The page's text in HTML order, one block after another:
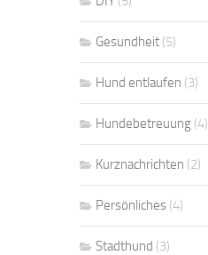
Gesundheit (5)
Hund entlaufen (3)
Hundebetreuung (4)
Kurznachrichten (2)
Persönliches (4)
Stadthund (3)